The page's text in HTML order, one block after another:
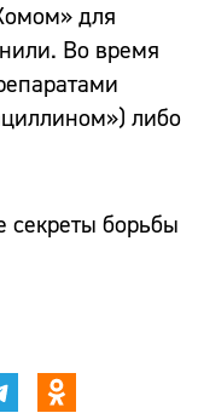
для
Во время
либо
секреты борьбы